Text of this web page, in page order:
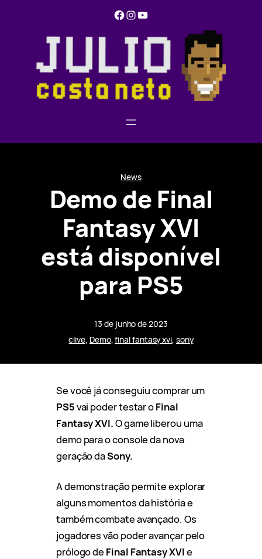
Facebook Instagram YouTube
News
Demo de Final
Fantasy XVI
está disponível
para PS5
13 de junho de 2023
clive, Demo, final fantasy xvi, sony
Se você já conseguiu comprar um
PS5vai poder testar oFinal
Fantasy XVI.O game liberou uma
demo para o console da nova
geração daSony.
A demonstração permite explorar
alguns momentos da história e
também combate avançado. Os
jogadores vão poder avançar pelo
prólogo deFinal Fantasy XVIe